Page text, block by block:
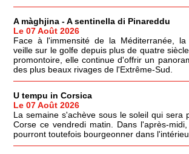
A màghjina - A sentinella di Pinareddu
Le 07 Août 2026
Face à l'immensité de la Méditerranée,
veille sur le golfe depuis plus de quatre
promontoire, elle continue d'offrir un
des plus beaux rivages de l'Extrême-Sud.
U tempu in Corsica
Le 07 Août 2026
La semaine s'achève sous le soleil qui sera
Corse ce vendredi matin. Dans l'après-
pourront toutefois bourgeonner dans